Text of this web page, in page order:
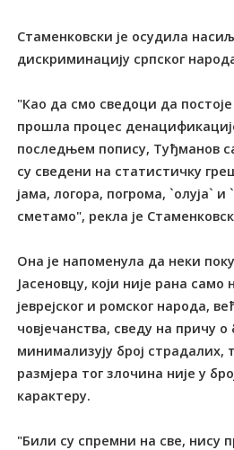
Стаменковски је осудила
дискриминацију српског
"Као да смо сведоци да
прошла процес
последњем попису, Tуђманов
су сведени на статистичку
јама, логора, погрома, `олуја`
сметамо", рекла је
Она је напоменула да неки
Јасеновцу, који није рана само
јеврејског и ромског народа,
човјечанства, сведу на причу о
минимализују број страдалих,
размјера тог злочина није у
карактеру.
"Били су спремни на све, нису